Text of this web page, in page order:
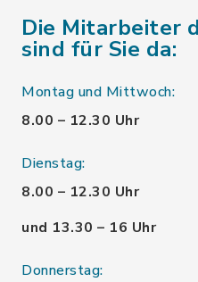
Die Mitarbeiter
sind für Sie da:
Montag und Mittwoch:
8.00 – 12.30 Uhr
Dienstag:
8.00 – 12.30 Uhr
und 13.30 – 16 Uhr
Donnerstag: